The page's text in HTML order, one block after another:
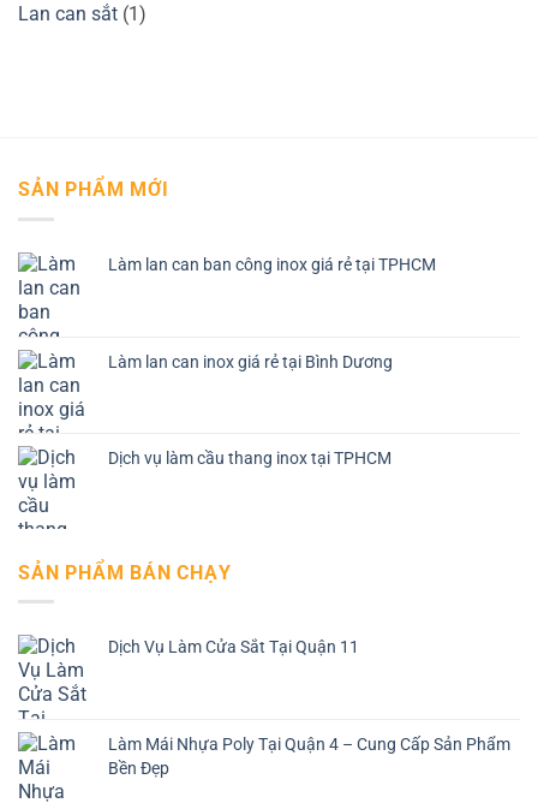
Lan can sắt (1)
SẢN PHẨM MỚI
Làm lan can ban công inox giá rẻ tại TPHCM
Làm lan can inox giá rẻ tại Bình Dương
Dịch vụ làm cầu thang inox tại TPHCM
SẢN PHẨM BÁN CHẠY
Dịch Vụ Làm Cửa Sắt Tại Quận 11
Làm Mái Nhựa Poly Tại Quận 4 – Cung Cấp Sản Phẩm
Bền Đẹp